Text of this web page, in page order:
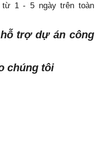
1 - 5 ngày trên toàn
trợ dự án công
chúng tôi